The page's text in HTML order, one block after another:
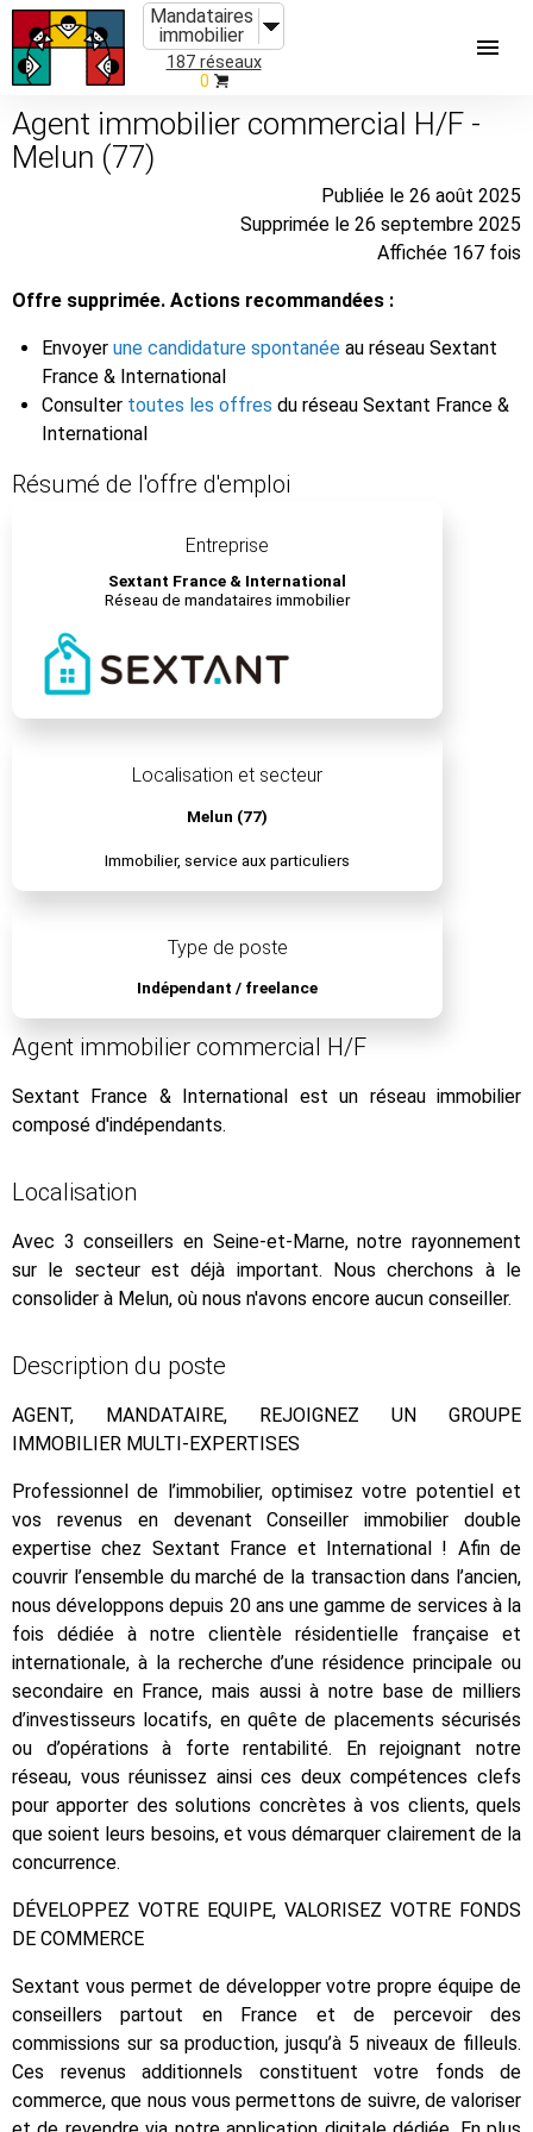
Mandataires
immobilier
187 réseaux
0
Agent immobilier commercial H/F -
Melun (77)
Publiée le 26 août 2025
Supprimée le 26 septembre 2025
Affichée 167 fois
Offre supprimée. Actions recommandées :
Envoyer une candidature spontanée au réseau Sextant
France & International
Consulter toutes les offres du réseau Sextant France &
International
Résumé de l'offre d'emploi
Entreprise
Sextant France & International
Réseau de mandataires immobilier
Localisation et secteur
Melun (77)
Immobilier, service aux particuliers
Type de poste
Indépendant / freelance
Agent immobilier commercial H/F
Sextant France & International est un réseau immobilier
composé d'indépendants.
Localisation
Avec 3 conseillers en Seine-et-Marne, notre rayonnement
sur le secteur est déjà important. Nous cherchons à le
consolider à Melun, où nous n'avons encore aucun conseiller.
Description du poste
AGENT, MANDATAIRE, REJOIGNEZ UN GROUPE
IMMOBILIER MULTI-EXPERTISES
Professionnel de l’immobilier, optimisez votre potentiel et
vos revenus en devenant Conseiller immobilier double
expertise chez Sextant France et International ! Afin de
couvrir l’ensemble du marché de la transaction dans l’ancien,
nous développons depuis 20 ans une gamme de services à la
fois dédiée à notre clientèle résidentielle française et
internationale, à la recherche d’une résidence principale ou
secondaire en France, mais aussi à notre base de milliers
d’investisseurs locatifs, en quête de placements sécurisés
ou d’opérations à forte rentabilité. En rejoignant notre
réseau, vous réunissez ainsi ces deux compétences clefs
pour apporter des solutions concrètes à vos clients, quels
que soient leurs besoins, et vous démarquer clairement de la
concurrence.
DÉVELOPPEZ VOTRE EQUIPE, VALORISEZ VOTRE FONDS
DE COMMERCE
Sextant vous permet de développer votre propre équipe de
conseillers partout en France et de percevoir des
commissions sur sa production, jusqu’à 5 niveaux de filleuls.
Ces revenus additionnels constituent votre fonds de
commerce, que nous vous permettons de suivre, de valoriser